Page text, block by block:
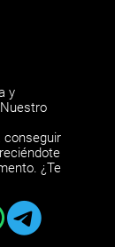
y
conseguir
¿Te